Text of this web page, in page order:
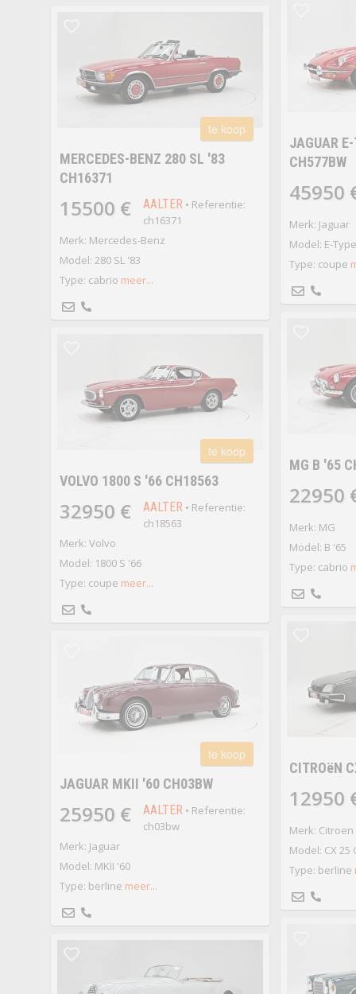
JAGUAR
CH577BW
45950
Merk: Jaguar
Model: E-
Type: coupe
te koop
MERCEDES-BENZ 280 SL '83
CH16371
15500 € AALTER• Referentie:
ch16371
Merk: Mercedes-Benz
Model: 280 SL '83
Type: cabrio meer...
MG B '65
22950
Merk: MG
Model: B '65
Type: cabrio
te koop
VOLVO 1800 S '66 CH18563
32950 € AALTER• Referentie:
ch18563
Merk: Volvo
Model: 1800 S '66
Type: coupe meer...
CITROëN
12950
Merk: Citroen
Model: CX 25
Type: berline
te koop
JAGUAR MKII '60 CH03BW
25950 € AALTER• Referentie:
ch03bw
Merk: Jaguar
Model: MKII '60
Type: berline meer...